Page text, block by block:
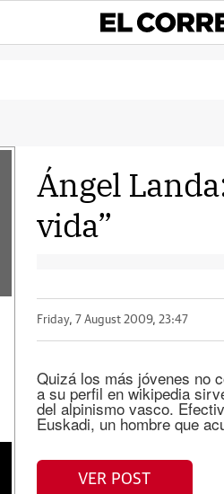
Ángel
vida”
Friday, 7 August 2009, 23:47
Quizá los más jóvenes no
a su perfil en wikipedia
del alpinismo vasco.
Euskadi, un hombre que
VER POST